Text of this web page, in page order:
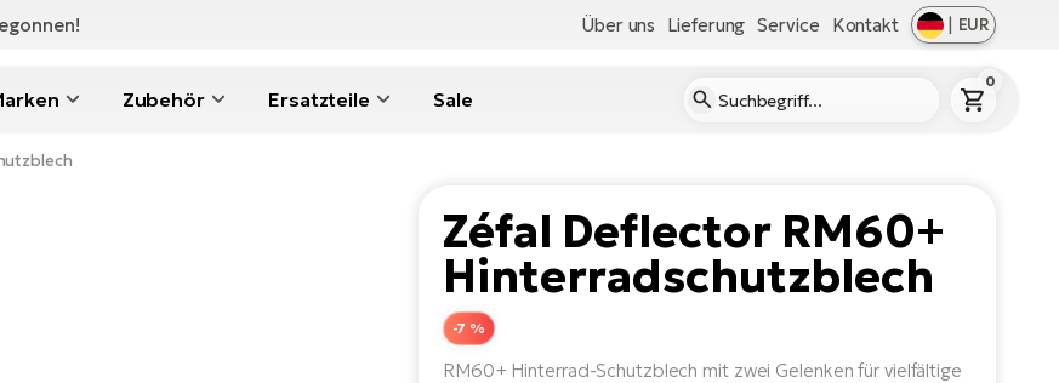
Über uns Lieferung Service Kontakt | EUR
Zubehör Ersatzteile Sale
0
Zéfal Deflector RM60+
Hinterradschutzblech
-7 %
RM60+ Hinterrad-Schutzblech mit zwei Gelenken für vielfältige